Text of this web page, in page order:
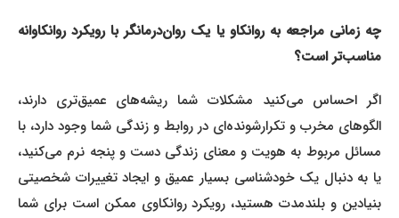
چه زمانی مراجعه به روانکاو یا یک روان‌درمانگر با رویکرد روانکاوانه
مناسب‌تر است؟
اگر احساس می‌کنید مشکلات شما ریشه‌های عمیق‌تری دارند،
الگوهای مخرب و تکرارشونده‌ای در روابط و زندگی شما وجود دارد، با
مسائل مربوط به هویت و معنای زندگی دست و پنجه نرم می‌کنید،
یا به دنبال یک خودشناسی بسیار عمیق و ایجاد تغییرات شخصیتی
بنیادین و بلندمدت هستید، رویکرد روانکاوی ممکن است برای شما